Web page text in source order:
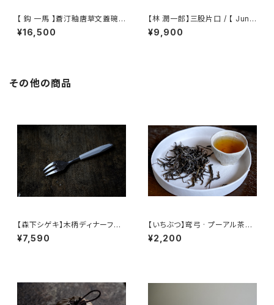
【 鈎 一馬 】蒼汀釉唐草文蓋碗 /
【 kazuma magari 】Gaiwan
¥16,500
【林 潤一郎】三股片口 / 【 Junic
hiro Hayashi 】Katakuchi
¥9,900
その他の商品
【森下シゲキ】木柄ディナーフォ
ーク /【Shigeki Morishita】w
ooden-handle dinner fork
¥7,590
【いちぶつ】弯弓 · プーアル茶
（生茶） 【 ichibutu 】 Pu-erh T
ea
¥2,200